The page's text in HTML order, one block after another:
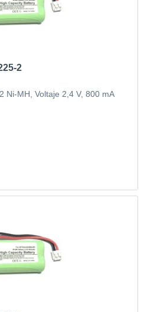
2
Ni-MH, Voltaje 2,4 V, 800 mA